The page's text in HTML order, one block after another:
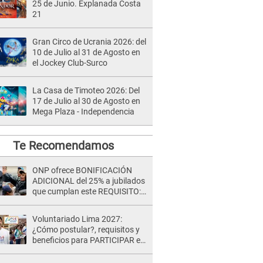
25 de Junio. Explanada Costa
21
Gran Circo de Ucrania 2026: del
10 de Julio al 31 de Agosto en
el Jockey Club-Surco
La Casa de Timoteo 2026: Del
17 de Julio al 30 de Agosto en
Mega Plaza - Independencia
Te Recomendamos
ONP ofrece BONIFICACIÓN
ADICIONAL del 25% a jubilados
que cumplan este REQUISITO:
Voluntariado Lima 2027:
¿Cómo postular?, requisitos y
beneficios para PARTICIPAR en